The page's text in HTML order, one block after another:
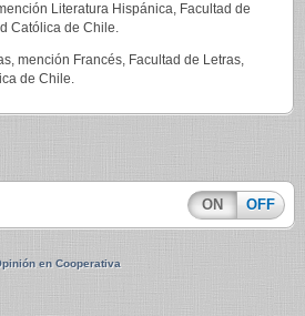
Literatura Hispánica, Facultad de
Católica de Chile.
mención Francés, Facultad de Letras,
de Chile.
ON OFF
en Cooperativa